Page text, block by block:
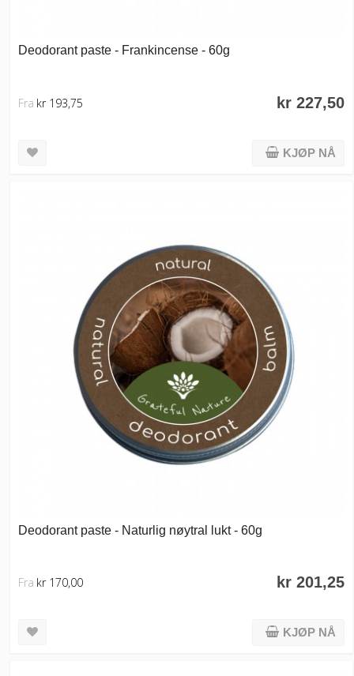
Deodorant paste - Frankincense - 60g
kr 227,50
Fra kr 193,75
KJØP NÅ
Deodorant paste - Naturlig nøytral lukt - 60g
kr 201,25
Fra kr 170,00
KJØP NÅ